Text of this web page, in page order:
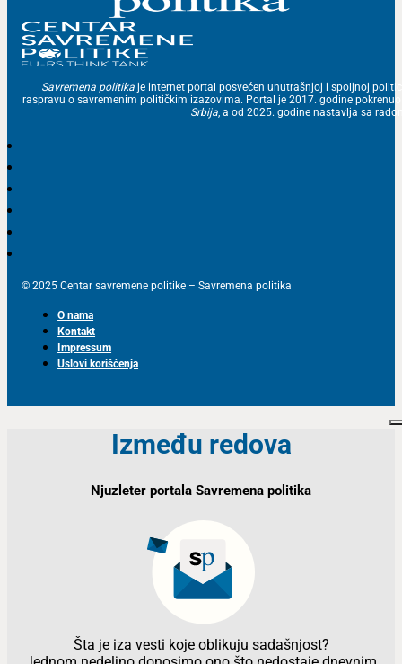
Savremena politika je internet portal posvećen unutrašnjoj i spoljnoj
raspravu o savremenim političkim izazovima. Portal je 2017. godine
Srbija, a od 2025. godine nastavlja sa
© 2025 Centar savremene politike – Savremena politika
O nama
Kontakt
Impressum
Uslovi korišćenja
Između redova
Njuzleter portala Savremena politika
Šta je iza vesti koje oblikuju sadašnjost?